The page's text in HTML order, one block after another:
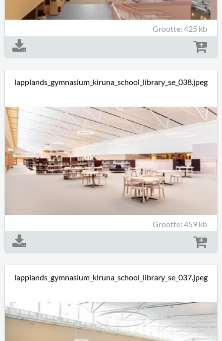
Grootte: 425 kb
lapplands_gymnasium_kiruna_school_library_se_038.jpeg
Grootte: 459 kb
lapplands_gymnasium_kiruna_school_library_se_037.jpeg